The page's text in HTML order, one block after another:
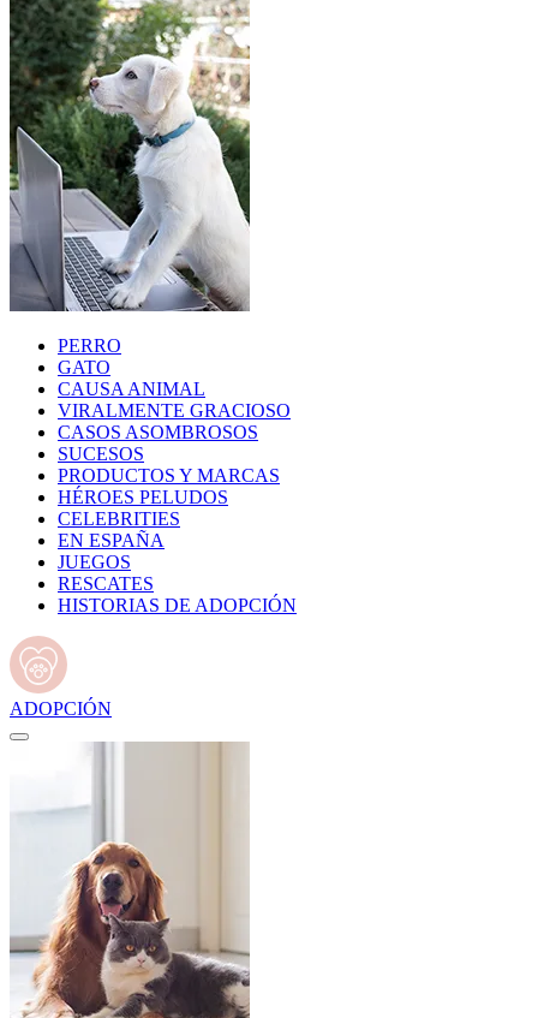
PERRO
GATO
CAUSA ANIMAL
VIRALMENTE GRACIOSO
CASOS ASOMBROSOS
SUCESOS
PRODUCTOS Y MARCAS
HÉROES PELUDOS
CELEBRITIES
EN ESPAÑA
JUEGOS
RESCATES
HISTORIAS DE ADOPCIÓN
ADOPCIÓN